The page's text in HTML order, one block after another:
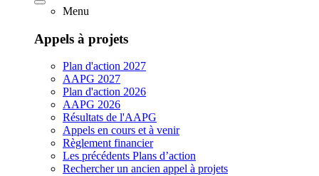
Menu
Appels à projets
Plan d'action 2027
AAPG 2027
Plan d'action 2026
AAPG 2026
Résultats de l'AAPG
Appels en cours et à venir
Règlement financier
Les précédents Plans d’action
Rechercher un ancien appel à projets